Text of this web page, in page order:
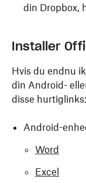
din Dropbox,
installere den
eller
Når den er
Dropbox-
gennemført,
Installer
Hvis du endnu
din Android-
disse hurtiglinks:
Android-
Word
Excel